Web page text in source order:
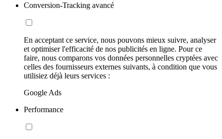
Conversion-Tracking avancé
En acceptant ce service, nous pouvons mieux suivre, analyser
et optimiser l'efficacité de nos publicités en ligne. Pour ce
faire, nous comparons vos données personnelles cryptées avec
celles des fournisseurs externes suivants, à condition que vous
utilisiez déjà leurs services :
Google Ads
Performance